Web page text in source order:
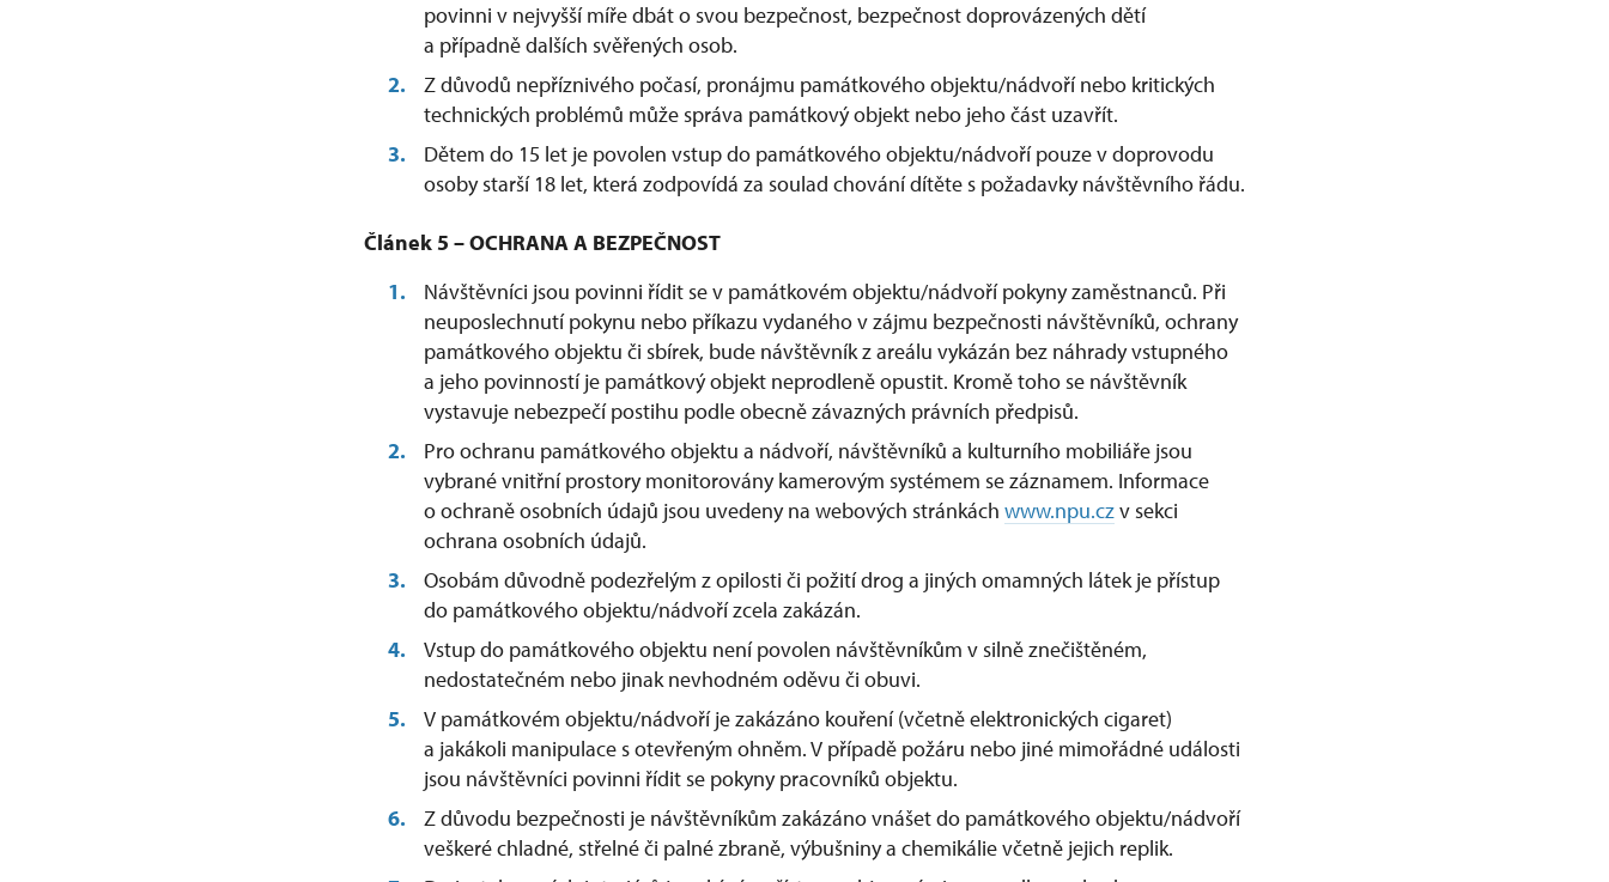
povinni v nejvyšší míře dbát o svou bezpečnost, bezpečnost doprovázených dětí
a případně dalších svěřených osob.
Z důvodů nepříznivého počasí, pronájmu památkového objektu/nádvoří nebo kritických
technických problémů může správa památkový objekt nebo jeho část uzavřít.
Dětem do 15 let je povolen vstup do památkového objektu/nádvoří pouze v doprovodu
osoby starší 18 let, která zodpovídá za soulad chování dítěte s požadavky návštěvního řádu.
Článek 5 – OCHRANA A BEZPEČNOST
Návštěvníci jsou povinni řídit se v památkovém objektu/nádvoří pokyny zaměstnanců. Při
neuposlechnutí pokynu nebo příkazu vydaného v zájmu bezpečnosti návštěvníků, ochrany
památkového objektu či sbírek, bude návštěvník z areálu vykázán bez náhrady vstupného
a jeho povinností je památkový objekt neprodleně opustit. Kromě toho se návštěvník
vystavuje nebezpečí postihu podle obecně závazných právních předpisů.
Pro ochranu památkového objektu a nádvoří, návštěvníků a kulturního mobiliáře jsou
vybrané vnitřní prostory monitorovány kamerovým systémem se záznamem. Informace
o ochraně osobních údajů jsou uvedeny na webových stránkách www.npu.czv sekci
ochrana osobních údajů.
Osobám důvodně podezřelým z opilosti či požití drog a jiných omamných látek je přístup
do památkového objektu/nádvoří zcela zakázán.
Vstup do památkového objektu není povolen návštěvníkům v silně znečištěném,
nedostatečném nebo jinak nevhodném oděvu či obuvi.
V památkovém objektu/nádvoří je zakázáno kouření (včetně elektronických cigaret)
a jakákoli manipulace s otevřeným ohněm. V případě požáru nebo jiné mimořádné události
jsou návštěvníci povinni řídit se pokyny pracovníků objektu.
Z důvodu bezpečnosti je návštěvníkům zakázáno vnášet do památkového objektu/nádvoří
veškeré chladné, střelné či palné zbraně, výbušniny a chemikálie včetně jejich replik.